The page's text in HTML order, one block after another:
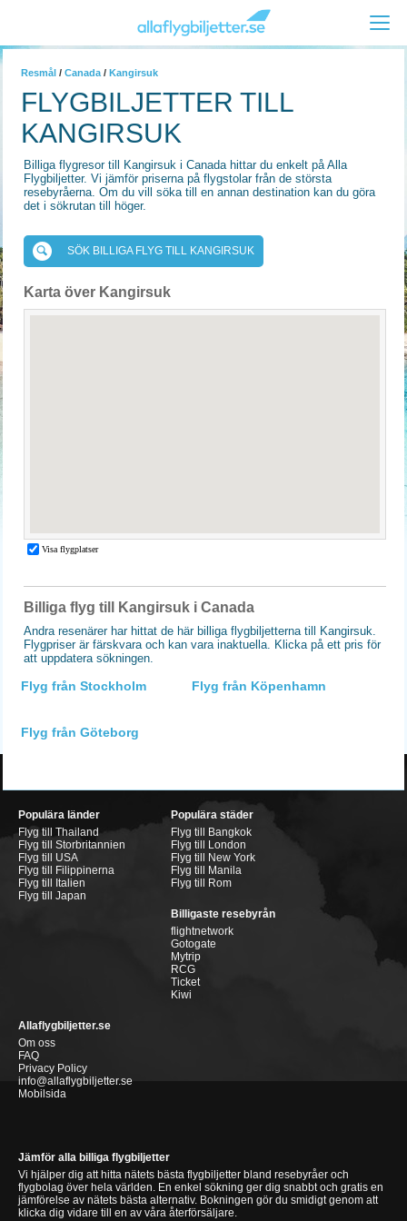
Resmål / Canada / Kangirsuk
FLYGBILJETTER TILL
KANGIRSUK
Billiga flygresor till Kangirsuk i Canada hittar du enkelt på Alla
Flygbiljetter. Vi jämför priserna på flygstolar från de största
resebyråerna. Om du vill söka till en annan destination kan du göra
det i sökrutan till höger.
SÖK BILLIGA FLYG TILL KANGIRSUK
Karta över Kangirsuk
Billiga flyg till Kangirsuk i Canada
Andra resenärer har hittat de här billiga flygbiljetterna till Kangirsuk.
Flygpriser är färskvara och kan vara inaktuella. Klicka på ett pris för
att uppdatera sökningen.
Flyg från Stockholm Flyg från Köpenhamn
Flyg från Göteborg
Populära länder
Flyg till Thailand
Flyg till Storbritannien
Flyg till USA
Flyg till Filippinerna
Flyg till Italien
Flyg till Japan
Populära städer
Flyg till Bangkok
Flyg till London
Flyg till New York
Flyg till Manila
Flyg till Rom
Billigaste resebyrån
flightnetwork
Gotogate
Mytrip
RCG
Ticket
Kiwi
Allaflygbiljetter.se
Om oss
FAQ
Privacy Policy
info@allaflygbiljetter.se
Mobilsida
Jämför alla billiga flygbiljetter
Vi hjälper dig att hitta nätets bästa flygbiljetter bland resebyråer och
flygbolag över hela världen. En enkel sökning ger dig snabbt och gratis en
jämförelse av nätets bästa alternativ. Bokningen gör du smidigt genom att
klicka dig vidare till en av våra återförsäljare.